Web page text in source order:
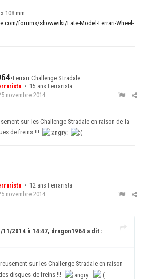
108 mm
forums/showwiki/Late-Model-Ferrari-Wheel-
•Ferrari Challenge Stradale
• 15 ans Ferrarista
novembre 2014
sur les Challenge Stradale en raison de la
de freins !!!
• 12 ans Ferrarista
novembre 2014
11/2014 à 14:47, dragon1964 a dit :
sur les Challenge Stradale en raison
disques de freins !!!